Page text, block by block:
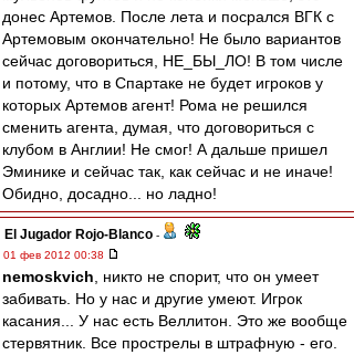
донес Артемов. После лета и посрался ВГК с
Артемовым окончательно! Не было вариантов
сейчас договориться, НЕ_БЫ_ЛО! В том числе
и потому, что в Спартаке не будет игроков у
которых Артемов агент! Рома не решился
сменить агента, думая, что договориться с
клубом в Англии! Не смог! А дальше пришел
Эминике и сейчас так, как сейчас и не иначе!
Обидно, досадно... но ладно!
El Jugador Rojo-Blanco -
01 фев 2012 00:38
nemoskvich , никто не спорит, что он умеет
забивать. Но у нас и другие умеют. Игрок
касания... У нас есть Веллитон. Это же вообще
стервятник. Все прострелы в штрафную - его.